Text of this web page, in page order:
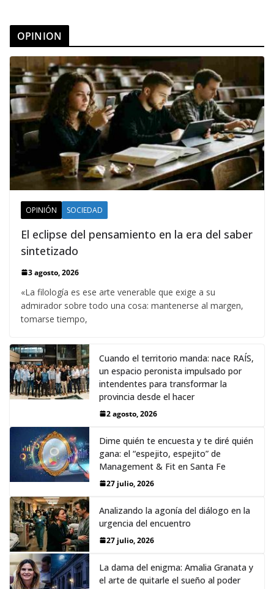
OPINION
OPINIÓN SOCIEDAD
El eclipse del pensamiento en la era del saber
sintetizado
3 agosto, 2026
«La filología es ese arte venerable que exige a su
admirador sobre todo una cosa: mantenerse al margen,
tomarse tiempo,
Cuando el territorio manda: nace RAÍS,
un espacio peronista impulsado por
intendentes para transformar la
provincia desde el hacer
2 agosto, 2026
Dime quién te encuesta y te diré quién
gana: el “espejito, espejito” de
Management & Fit en Santa Fe
27 julio, 2026
Analizando la agonía del diálogo en la
urgencia del encuentro
27 julio, 2026
La dama del enigma: Amalia Granata y
el arte de quitarle el sueño al poder